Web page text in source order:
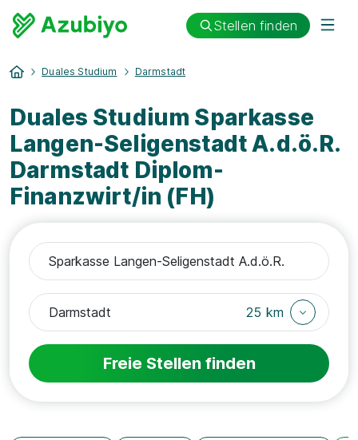
Stellen finden
Duales Studium Darmstadt
Duales Studium Sparkasse
Langen-Seligenstadt A.d.ö.R.
Darmstadt Diplom-
Finanzwirt/in (FH)
25 km
Freie Stellen finden